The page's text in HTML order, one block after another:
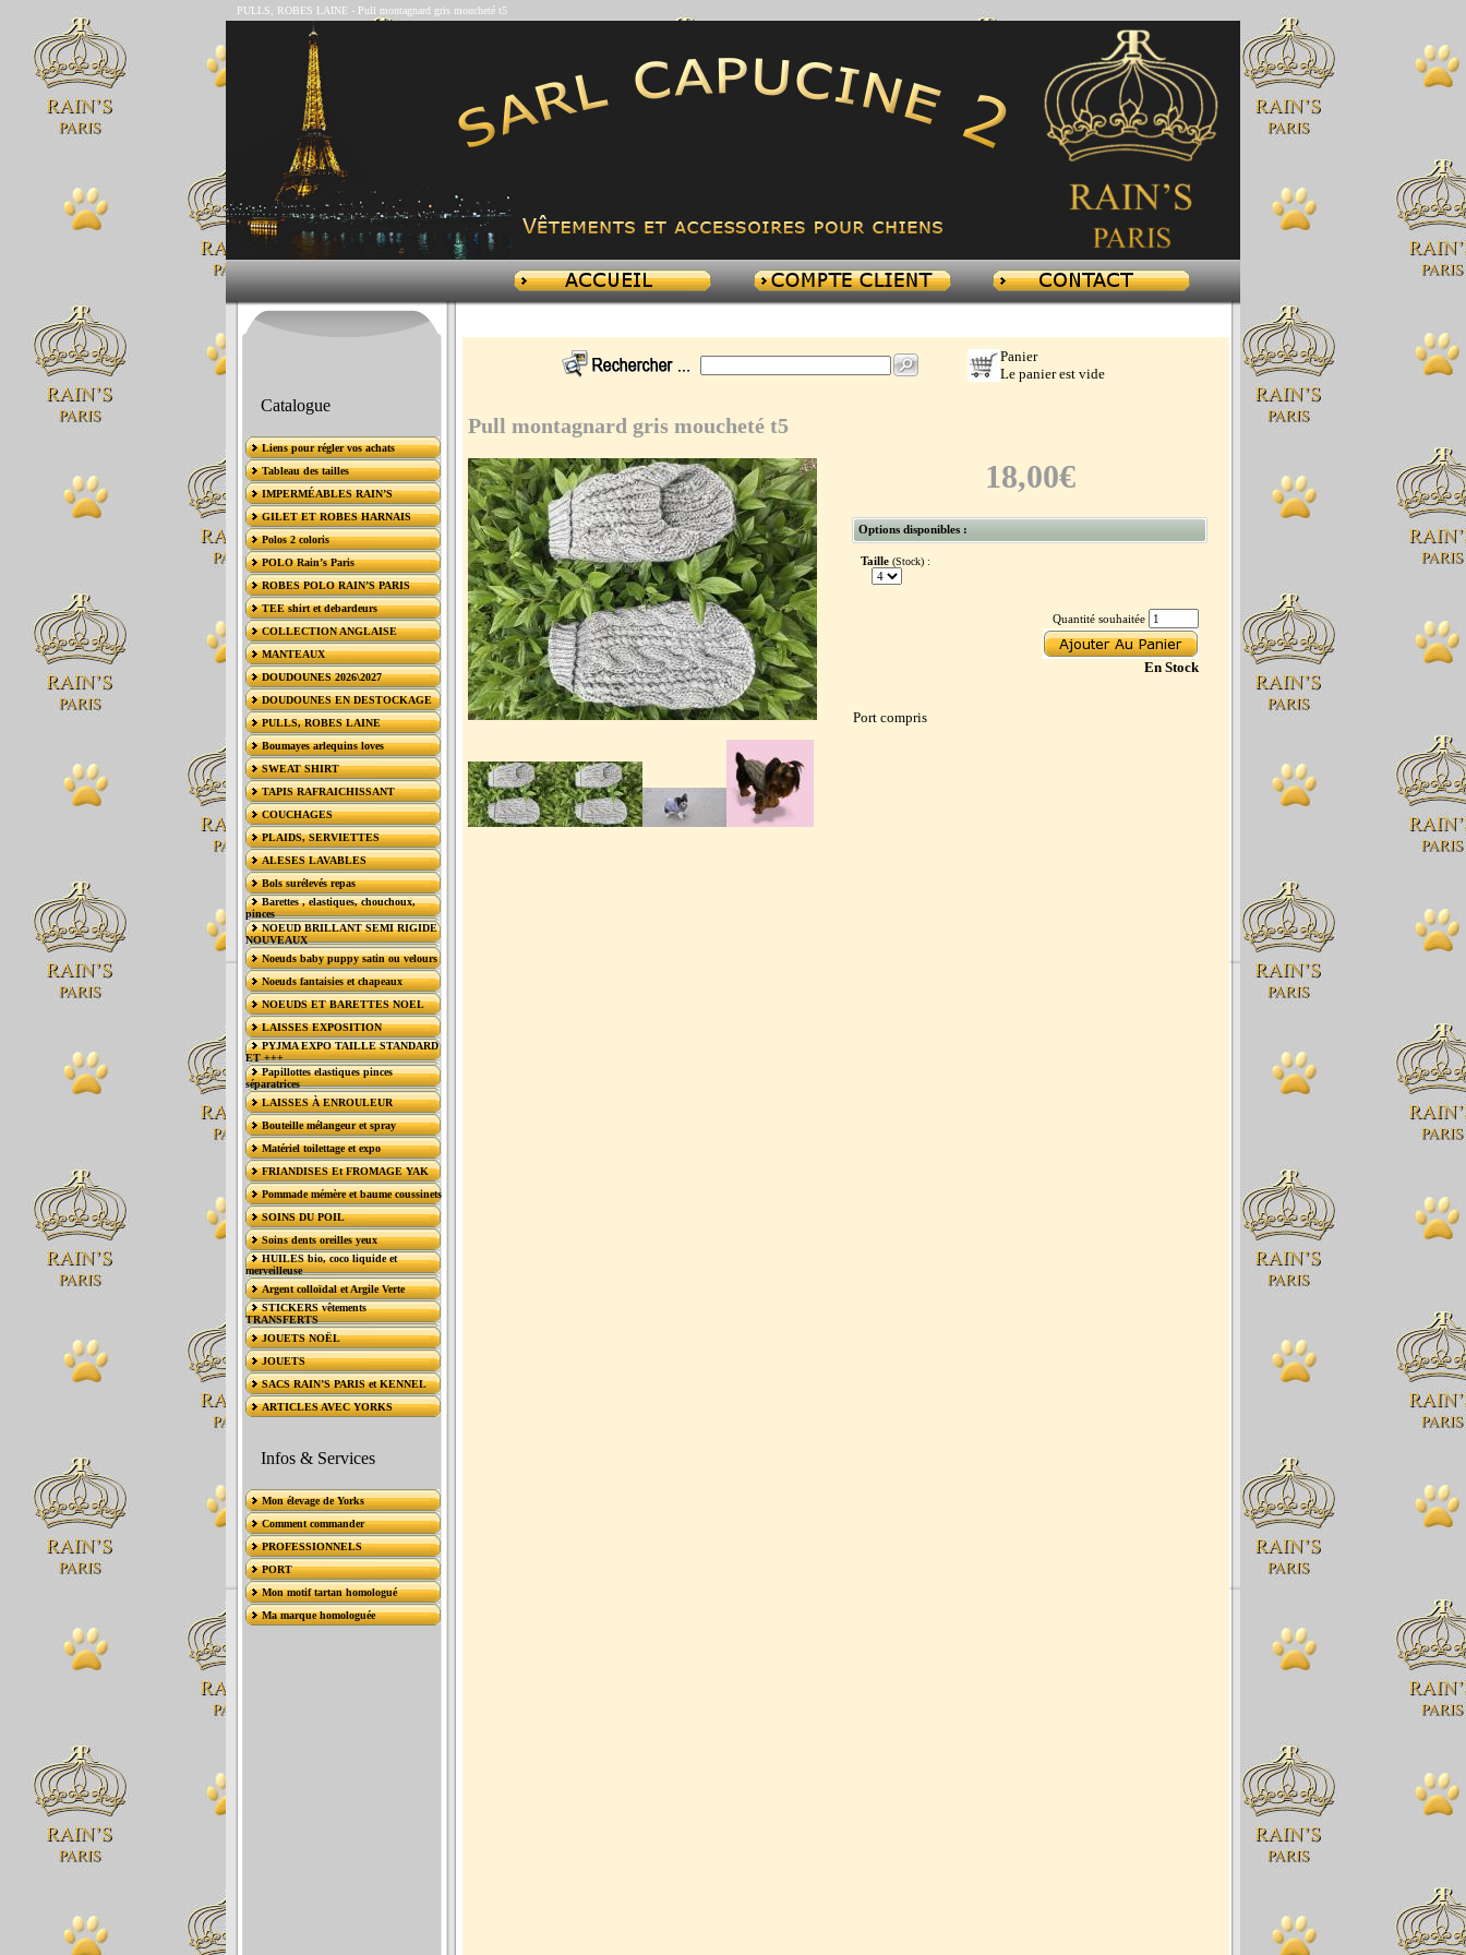
PULLS, ROBES LAINE - Pull montagnard gris moucheté t5
Catalogue
Liens pour régler vos achats
Tableau des tailles
IMPERMÉABLES RAIN’S
GILET ET ROBES HARNAIS
Polos 2 coloris
POLO Rain’s Paris
ROBES POLO RAIN’S PARIS
TEE shirt et debardeurs
COLLECTION ANGLAISE
MANTEAUX
DOUDOUNES 2026\2027
DOUDOUNES EN DESTOCKAGE
PULLS, ROBES LAINE
Boumayes arlequins loves
SWEAT SHIRT
TAPIS RAFRAICHISSANT
COUCHAGES
PLAIDS, SERVIETTES
ALESES LAVABLES
Bols surélevés repas
Barettes , elastiques, chouchoux,
pinces
NOEUD BRILLANT SEMI RIGIDE
NOUVEAUX
Noeuds baby puppy satin ou velours
Noeuds fantaisies et chapeaux
NOEUDS ET BARETTES NOEL
LAISSES EXPOSITION
PYJMA EXPO TAILLE STANDARD
ET +++
Papillottes elastiques pinces
séparatrices
LAISSES À ENROULEUR
Bouteille mélangeur et spray
Matériel toilettage et expo
FRIANDISES Et FROMAGE YAK
Pommade mémère et baume coussinets
SOINS DU POIL
Soins dents oreilles yeux
HUILES bio, coco liquide et
merveilleuse
Argent colloïdal et Argile Verte
STICKERS vêtements
TRANSFERTS
JOUETS NOËL
JOUETS
SACS RAIN’S PARIS et KENNEL
ARTICLES AVEC YORKS
Infos & Services
Mon élevage de Yorks
Comment commander
PROFESSIONNELS
PORT
Mon motif tartan homologué
Ma marque homologuée
Panier
Le panier est vide
Pull montagnard gris moucheté t5
18,00€
Options disponibles :
Taille (Stock) :
Quantité souhaitée
En Stock
Port compris